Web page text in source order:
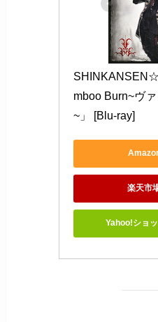
mboo Burn~ヴ
~」 [Blu-ray]
楽天市
Yahoo!ショ